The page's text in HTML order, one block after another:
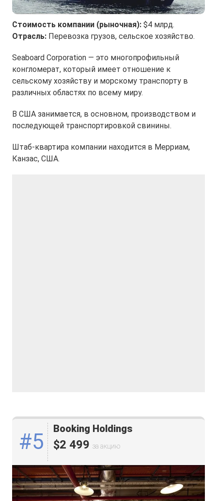
Стоимость компании (рыночная): $4 млрд.
Отрасль: Перевозка грузов, сельское хозяйство.
Seaboard Corporation — это многопрофильный
конгломерат, который имеет отношение к
сельскому хозяйству и морскому транспорту в
различных областях по всему миру.
В США занимается, в основном, производством и
последующей транспортировкой свинины.
Штаб-квартира компании находится в Мерриам,
Канзас, США.
#5
Booking Holdings
$2 499 за акцию